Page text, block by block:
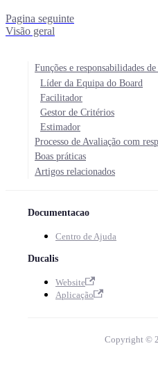
Pagina seguinte
Visão geral
Funções e responsabilidades
Líder da Equipa do Board
Facilitador
Gestor de Critérios
Estimador
Processo de Avaliação com
Boas práticas
Artigos relacionados
Documentacao
Centro de Ajuda
Ducalis
Website
Aplicação
Copyright ©